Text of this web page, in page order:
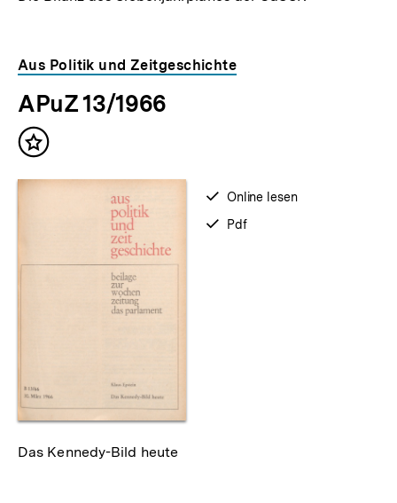
Aus Politik und Zeitgeschichte
APuZ 13/1966
Inhalt
verfügbar
zum
Online lesen
verfügbar
Pdf
Das Kennedy-Bild heute